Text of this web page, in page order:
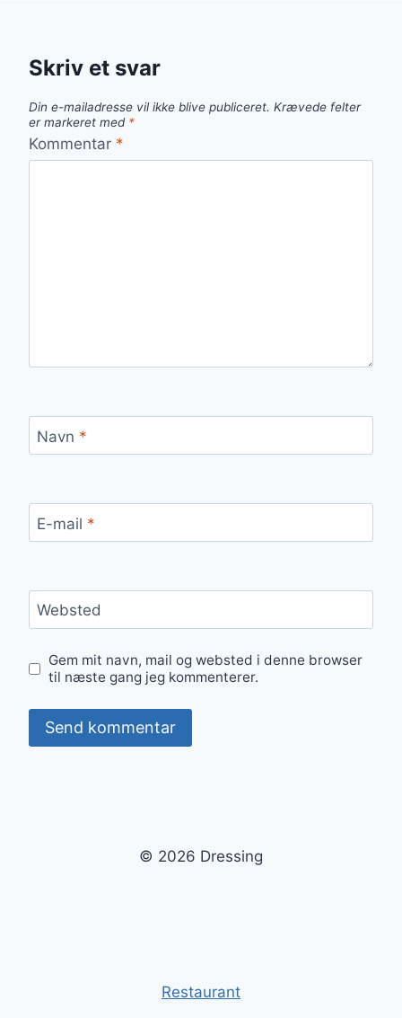
Skriv et svar
Din e-mailadresse vil ikke blive publiceret. Krævede felter
er markeret med *
Kommentar *
Navn *
E-mail *
Websted
Gem mit navn, mail og websted i denne browser
til næste gang jeg kommenterer.
© 2026 Dressing
Restaurant